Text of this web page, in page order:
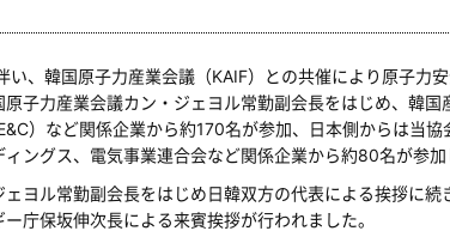
、韓国原子力産業会議（KAIF）との共催により原子力
子力産業会議カン・ジェヨル常勤副会長をはじめ、韓
）など関係企業から約170名が参加、日本側からは当
ングス、電気事業連合会など関係企業から約80名が参加
ヨル常勤副会長をはじめ日韓双方の代表による挨拶に
庁保坂伸次長による来賓挨拶が行われました。